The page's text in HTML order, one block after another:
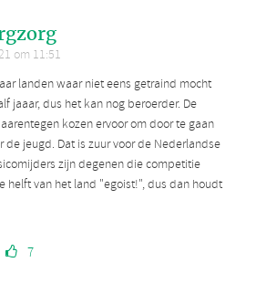
om 11:51
landen waar niet eens getraind mocht
jaaar, dus het kan nog beroerder. De
kozen ervoor om door te gaan
jeugd. Dat is zuur voor de Nederlandse
zijn degenen die competitie
helft van het land "egoist!", dus dan houdt
7